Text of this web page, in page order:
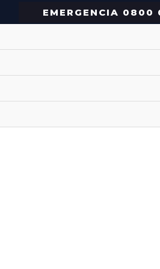
EMERGENCIA